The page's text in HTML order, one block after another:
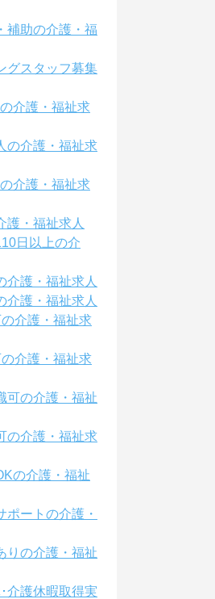
補助の介護・福
グスタッフ募集
介護・福祉求
の介護・福祉求
介護・福祉求
護・福祉求人
日以上の介
介護・福祉求人
介護・福祉求人
介護・福祉求
介護・福祉求
可の介護・福祉
の介護・福祉求
の介護・福祉
ポートの介護・
りの介護・福祉
介護休暇取得実